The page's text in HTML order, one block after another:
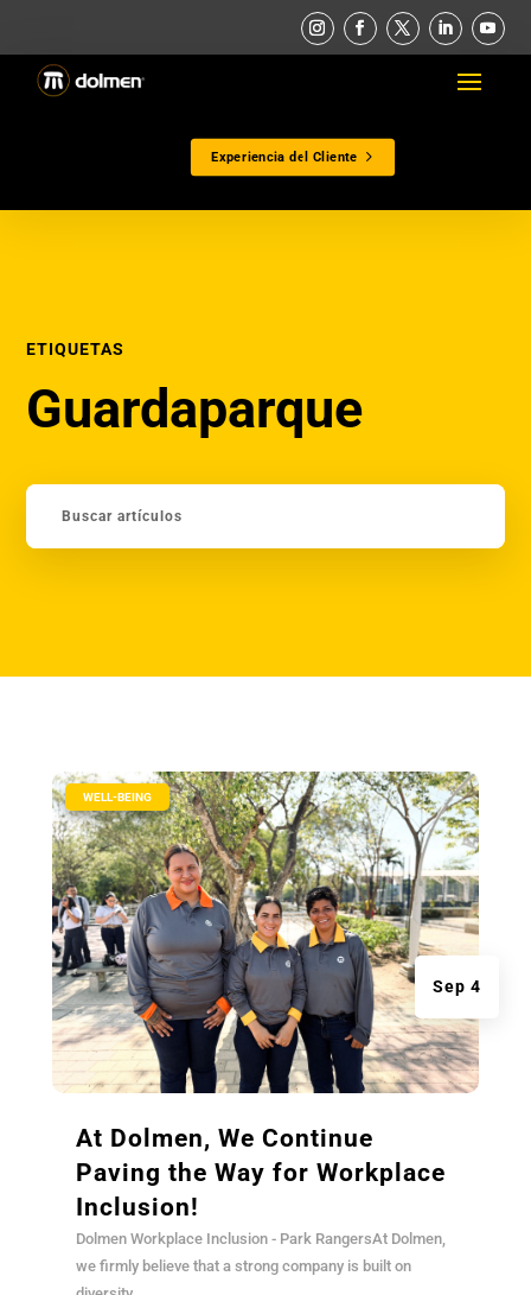
Experiencia del Cliente
ETIQUETAS
Guardaparque
At Dolmen, We Continue
Paving the Way for Workplace
Inclusion!
Sep 4
WELL-BEING
Dolmen Workplace Inclusion - Park RangersAt Dolmen,
we firmly believe that a strong company is built on